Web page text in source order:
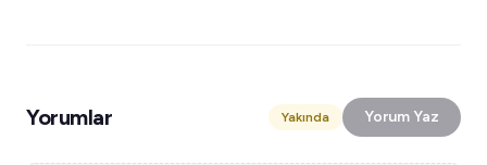
Yorumlar Yakında Yorum Yaz